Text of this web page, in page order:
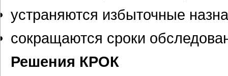
устраняются избыточные
сокращаются сроки
Решения КРОК